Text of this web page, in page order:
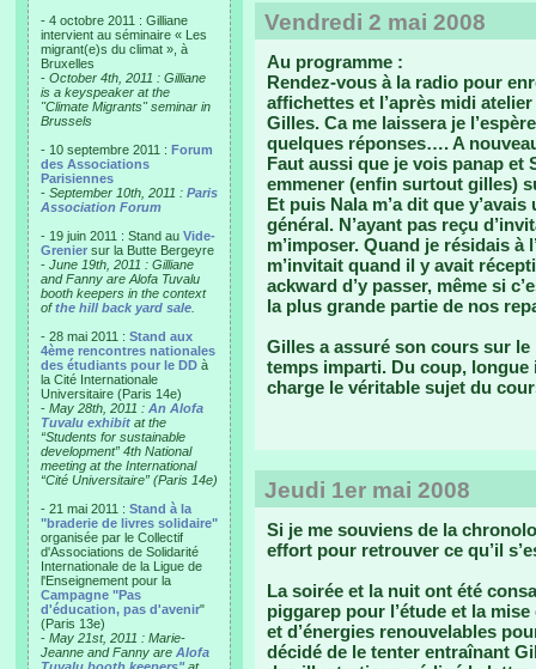
- 4 octobre 2011 : Gilliane
intervient au séminaire « Les
migrant(e)s du climat », à
Bruxelles
- October 4th, 2011 : Gilliane
is a keyspeaker at the
"Climate Migrants" seminar in
Brussels
- 10 septembre 2011 : Forum
des Associations
Parisiennes
- September 10th, 2011 : Paris
Association Forum
- 19 juin 2011 : Stand au Vide-
Grenier sur la Butte Bergeyre
- June 19th, 2011 : Gilliane
and Fanny are Alofa Tuvalu
booth keepers in the context
ofthe hill back yard sale
- 28 mai 2011 : Stand aux
4ème rencontres nationales
des étudiants pour le DD à
la Cité Internationale
Universitaire (Paris 14e)
- May 28th, 2011 : An Alofa
Tuvalu exhibit at the
“Students for sustainable
development” 4th National
meeting at the International
“Cité Universitaire” (Paris 14e)
- 21 mai 2011 : Stand à la
"braderie de livres solidaire"
organisée par le Collectif
d'Associations de Solidarité
Internationale de la Ligue de
l'Enseignement pour la
Campagne "Pas
d'éducation, pas d'avenir"
(Paris 13e)
- May 21st, 2011 : Marie-
Jeanne and Fanny are Alofa
Vendredi 2 mai 2008
Au programme :
Rendez-vous à la radio pour
affichettes et l’après midi
Gilles. Ca me laissera je
quelques réponses…. A
Faut aussi que je vois panap et
emmener (enfin surtout gilles)
Et puis Nala m’a dit que
général. N’ayant pas reçu
m’imposer. Quand je résidais à
m’invitait quand il y avait
ackward d’y passer, même si
la plus grande partie de nos
Gilles a assuré son cours sur le
temps imparti. Du coup,
charge le véritable sujet du
Jeudi 1er mai 2008
Si je me souviens de la
effort pour retrouver ce qu’il
La soirée et la nuit ont été
piggarep pour l’étude et la mise
et d’énergies renouvelables
décidé de le tenter entraînant